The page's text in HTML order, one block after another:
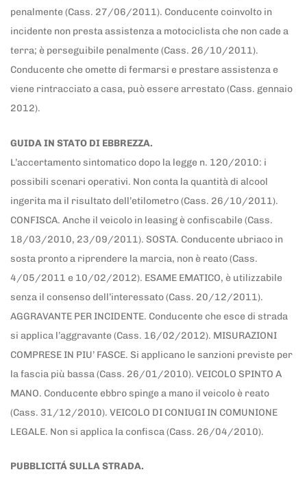
penalmente (Cass. 27/06/2011). Conducente coinvolto in
incidente non presta assistenza a motociclista che non cade a
terra; è perseguibile penalmente (Cass. 26/10/2011).
Conducente che omette di fermarsi e prestare assistenza e
viene rintracciato a casa, può essere arrestato (Cass. gennaio
2012).
GUIDA IN STATO DI EBBREZZA.
L’accertamento sintomatico dopo la legge n. 120/2010: i
possibili scenari operativi. Non conta la quantità di alcool
ingerita ma il risultato dell’etilometro (Cass. 26/10/2011).
CONFISCA. Anche il veicolo in leasing è confiscabile (Cass.
18/03/2010, 23/09/2011). SOSTA. Conducente ubriaco in
sosta pronto a riprendere la marcia, non è reato (Cass.
4/05/2011 e 10/02/2012). ESAME EMATICO, è utilizzabile
senza il consenso dell’interessato (Cass. 20/12/2011).
AGGRAVANTE PER INCIDENTE. Conducente che esce di strada
si applica l’aggravante (Cass. 16/02/2012). MISURAZIONI
COMPRESE IN PIU’ FASCE. Si applicano le sanzioni previste per
la fascia più bassa (Cass. 26/01/2010). VEICOLO SPINTO A
MANO. Conducente ebbro spinge a mano il veicolo è reato
(Cass. 31/12/2010). VEICOLO DI CONIUGI IN COMUNIONE
LEGALE. Non si applica la confisca (Cass. 26/04/2010).
PUBBLICITÁ SULLA STRADA.